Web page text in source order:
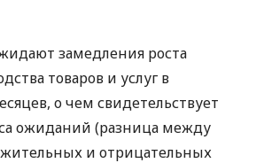
замедления роста
товаров и услуг в
о чем свидетельствует
ожиданий (разница между
и отрицательных